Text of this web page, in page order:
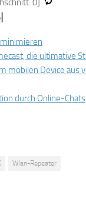
0]
die ultimative
mobilen Device aus
durch Online-Chats
Wlan-Repeater